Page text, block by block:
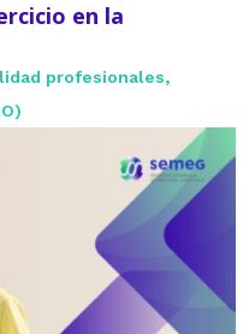
en la
profesionales,